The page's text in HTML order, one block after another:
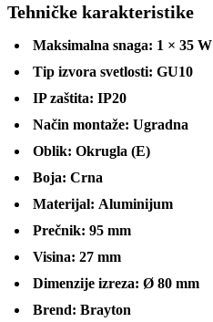
Tehničke karakteristike
Maksimalna snaga: 1 × 35 W
Tip izvora svetlosti: GU10
IP zaštita: IP20
Način montaže: Ugradna
Oblik: Okrugla (E)
Boja: Crna
Materijal: Aluminijum
Prečnik: 95 mm
Visina: 27 mm
Dimenzije izreza: Ø 80 mm
Brend: Brayton